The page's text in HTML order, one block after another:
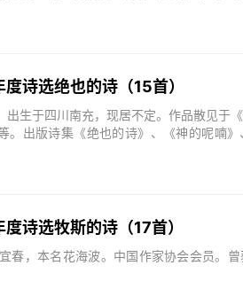
诗选绝也的诗（15首）
出生于四川南充，现居不定。作品散见于
。出版诗集《绝也的诗》、《神的呢喃
诗选牧斯的诗（17首）
春，本名花海波。中国作家协会会员。